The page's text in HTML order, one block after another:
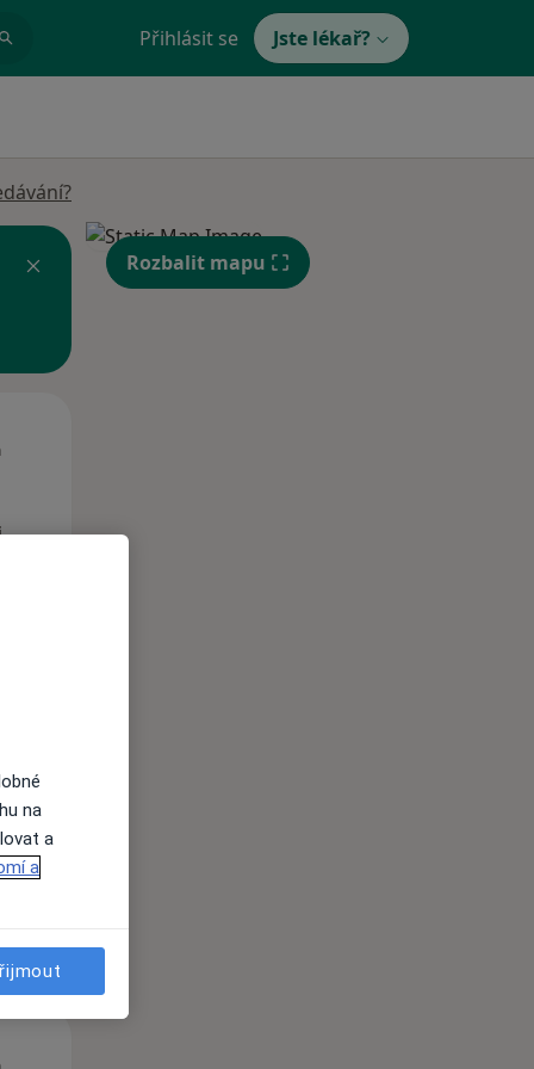
Přihlásit se Jste lékař?
Rozbalit mapu
na
a
a